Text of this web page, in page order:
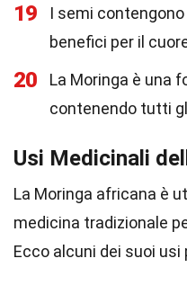
19 I semi contengono
benefici per il
20
La Moringa è una
contenendo tutti
Usi Medicinali
La Moringa africana è
medicina tradizionale
Ecco alcuni dei suoi usi